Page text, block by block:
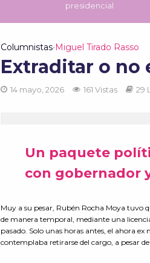
presidencial
Columnistas•Miguel Tirado Rasso
Extraditar o no
14 mayo, 2026 161 Vistas 29
Un paquete
con gobernador
Muy a su pesar, Rubén Rocha Moya tuvo
de manera temporal, mediante una
pasado. Solo unas horas antes, el ahora
contemplaba retirarse del cargo, a pesar